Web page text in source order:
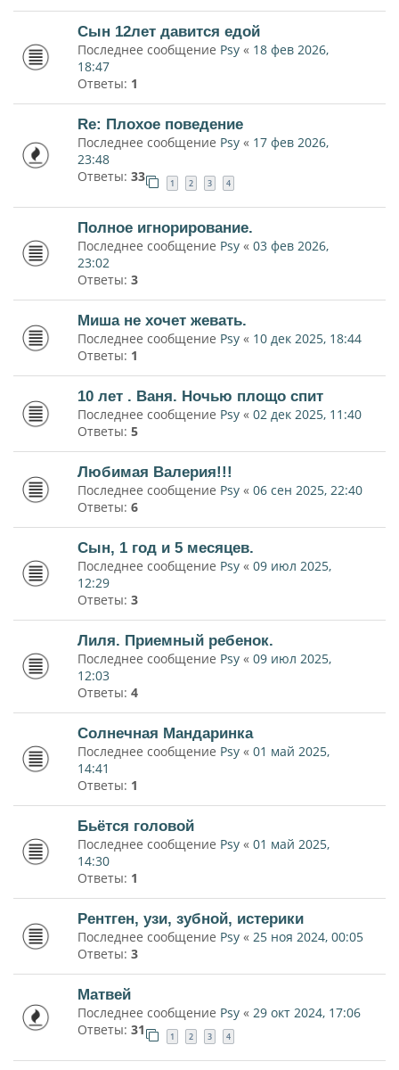
Сын 12лет давится едой
Последнее сообщение Psy « 18 фев 2026,
18:47
Ответы: 1
Re: Плохое поведение
Последнее сообщение Psy « 17 фев 2026,
23:48
Ответы: 33 1 2 3 4
Полное игнорирование.
Последнее сообщение Psy « 03 фев 2026,
23:02
Ответы: 3
Миша не хочет жевать.
Последнее сообщение Psy « 10 дек 2025, 18:44
Ответы: 1
10 лет . Ваня. Ночью площо спит
Последнее сообщение Psy « 02 дек 2025, 11:40
Ответы: 5
Любимая Валерия!!!
Последнее сообщение Psy « 06 сен 2025, 22:40
Ответы: 6
Сын, 1 год и 5 месяцев.
Последнее сообщение Psy « 09 июл 2025,
12:29
Ответы: 3
Лиля. Приемный ребенок.
Последнее сообщение Psy « 09 июл 2025,
12:03
Ответы: 4
Солнечная Мандаринка
Последнее сообщение Psy « 01 май 2025,
14:41
Ответы: 1
Бьётся головой
Последнее сообщение Psy « 01 май 2025,
14:30
Ответы: 1
Рентген, узи, зубной, истерики
Последнее сообщение Psy « 25 ноя 2024, 00:05
Ответы: 3
Матвей
Последнее сообщение Psy « 29 окт 2024, 17:06
Ответы: 31 1 2 3 4